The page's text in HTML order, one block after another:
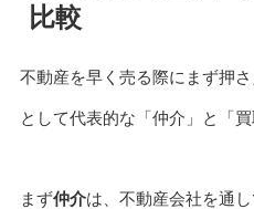
比較
不動産を早く売る際にまず押
として代表的な「仲介」と「
まず仲介は、不動産会社を通